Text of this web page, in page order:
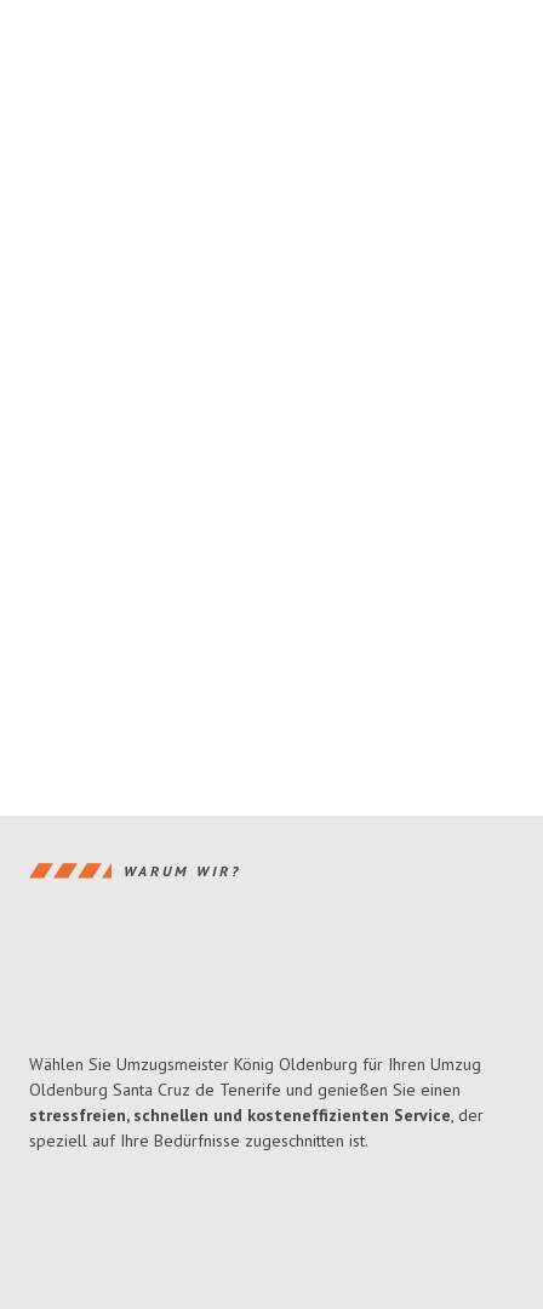
WARUM WIR?
Wählen Sie Umzugsmeister König Oldenburg für Ihren Umzug
Oldenburg Santa Cruz de Tenerife und genießen Sie einen
stressfreien, schnellen und kosteneffizienten Service, der
speziell auf Ihre Bedürfnisse zugeschnitten ist.